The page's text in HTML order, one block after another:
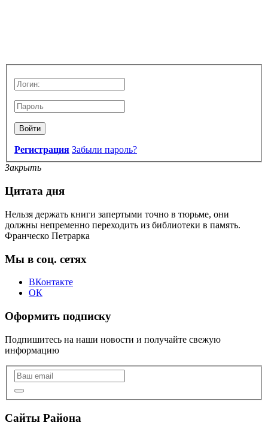
Войти
Регистрация Забыли пароль?
Закрыть
Цитата дня
Нельзя держать книги запертыми точно в тюрьме, они
должны непременно переходить из библиотеки в память.
Франческо Петрарка
Мы в соц. сетях
ВКонтакте
ОК
Оформить подписку
Подпишитесь на наши новости и получайте свежую
информацию
Сайты Района